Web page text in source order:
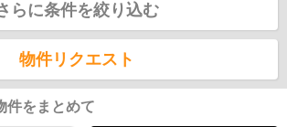
らに条件を絞り込む
物件リクエスト
件をまとめて